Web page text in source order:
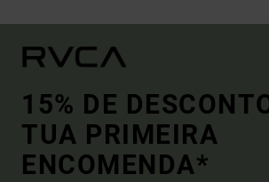
15% DE
TUA PRIMEIRA
ENCOMENDA*